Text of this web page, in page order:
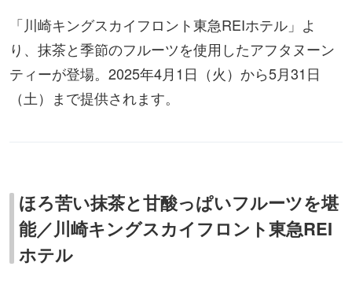
「川崎キングスカイフロント東急REIホテル」よ
り、抹茶と季節のフルーツを使用したアフタヌーン
ティーが登場。2025年4月1日（火）から5月31日
（土）まで提供されます。
ほろ苦い抹茶と甘酸っぱいフルーツを堪
能／川崎キングスカイフロント東急REI
ホテル